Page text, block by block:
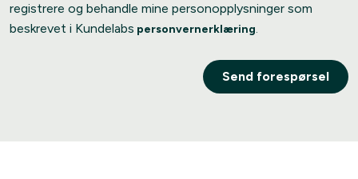
registrere og behandle mine personopplysninger som
beskrevet i Kundelabs personvernerklæring.